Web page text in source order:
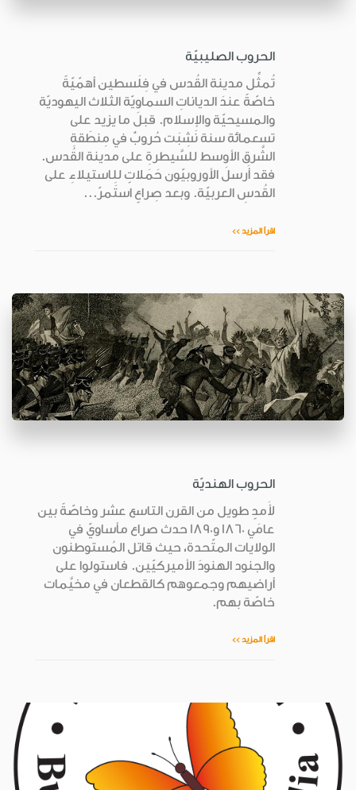
الحروب الصليبيّة
تُمثِّل مدينة القُدس في فِلَسطين أهمّيّةً
خاصّةً عندَ الدياناتِ السماويّة الثلاث اليهوديّة
والمسيحيّة والإسلام. قبلَ ما يزيد على
تسعمائة سنة نَشِبَت حُروبٌ في مِنطَقةِ
الشَّرق الأوسط للسَّيطرةِ على مدينة القُدس.
فقد أَرسلَ الأوروبيّون حَمَلاتٍ للِاستيلاءِ على
القُدسِ العربيّة. وبعد صِراعٍ استَمرّ...
اقرأ المزيد >>
الحروب الهنديّة
لأَمدٍ طويل من القرن التاسع عشر وخاصّةً بين
عامَي 1860 و1890 حدث صراع مأساويّ في
الولايات المتّحدة، حيث قاتل المُستوطنون
والجنود الهنودَ الأميركيّين. فاستولوا على
أراضيهم وجمعوهم كالقطعان في مخيَّمات
خاصّة بهم.
اقرأ المزيد >>